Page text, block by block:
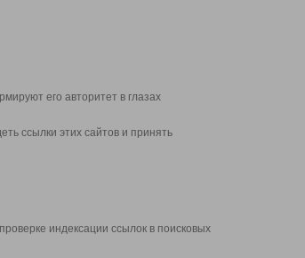
его авторитет в глазах
ссылки этих сайтов и принять
индексации ссылок в поисковых